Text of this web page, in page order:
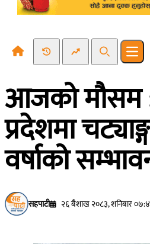
Recent NewsTrending News
Search
आजको मौसम
प्रदेशमा
वर्षाको
सहपाटी २६ बैशाख २०८३, शनिबार